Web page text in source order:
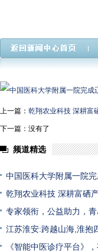
上一篇： 乾翔农业科技 深耕富
下一篇：没有了
频道精选
中国医科大学附属一院
乾翔农业科技 深耕富硒
专家领衔，公益助力，
江苏淮安:跨越山海,淮抱
《智能中医诊疗平台》